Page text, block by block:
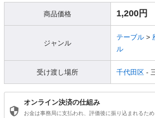
商品価格 1,200円
ジャンル
テーブル >
ル
受け渡し場所 千代田区 -
オンライン決済の仕組み
お金は事務局に支払われ、評価後に振り込まれるた